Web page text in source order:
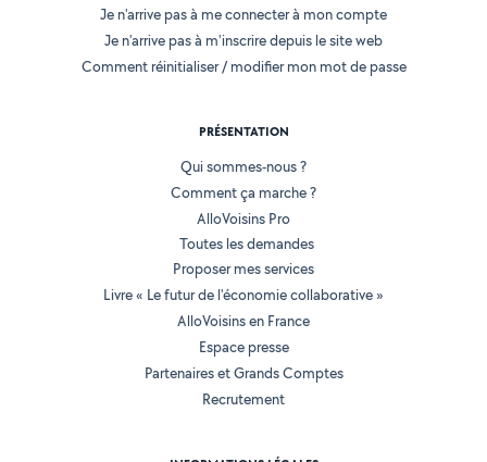
Je n'arrive pas à me connecter à mon compte
Je n'arrive pas à m'inscrire depuis le site web
Comment réinitialiser / modifier mon mot de passe
PRÉSENTATION
Qui sommes-nous ?
Comment ça marche ?
AlloVoisins Pro
Toutes les demandes
Proposer mes services
Livre « Le futur de l'économie collaborative »
AlloVoisins en France
Espace presse
Partenaires et Grands Comptes
Recrutement